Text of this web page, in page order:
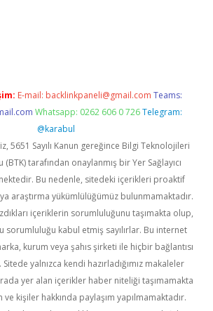
E-mail: backlinkpaneli@gmail.com Teams:
Whatsapp: 0262 606 0 726 Telegram:
@karabul
5651 Sayılı Kanun gereğince Bilgi Teknolojileri
tarafından onaylanmış bir Yer Sağlayıcı
Bu nedenle, sitedeki içerikleri proaktif
araştırma yükümlülüğümüz bulunmamaktadır.
içeriklerin sorumluluğunu taşımakta olup,
sorumluluğu kabul etmiş sayılırlar. Bu internet
kurum veya şahıs şirketi ile hiçbir bağlantısı
yalnızca kendi hazırladığımız makaleler
yer alan içerikler haber niteliği taşımamakta
kişiler hakkında paylaşım yapılmamaktadır.